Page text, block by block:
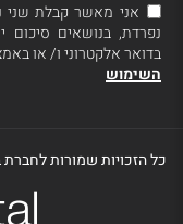
אני מאשר קבלת שני
נפרדת, בנושאים סיכום
בדואר אלקטרוני ו/ או
השימוש
כל הזכויות שמורות